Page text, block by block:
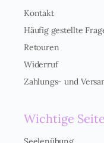
r
t
ä
d
n
*
Kontakt
Häufig gestellte
Retouren
Widerruf
Zahlungs- und
Wichtige